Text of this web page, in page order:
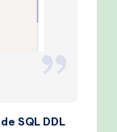
SQL DDL